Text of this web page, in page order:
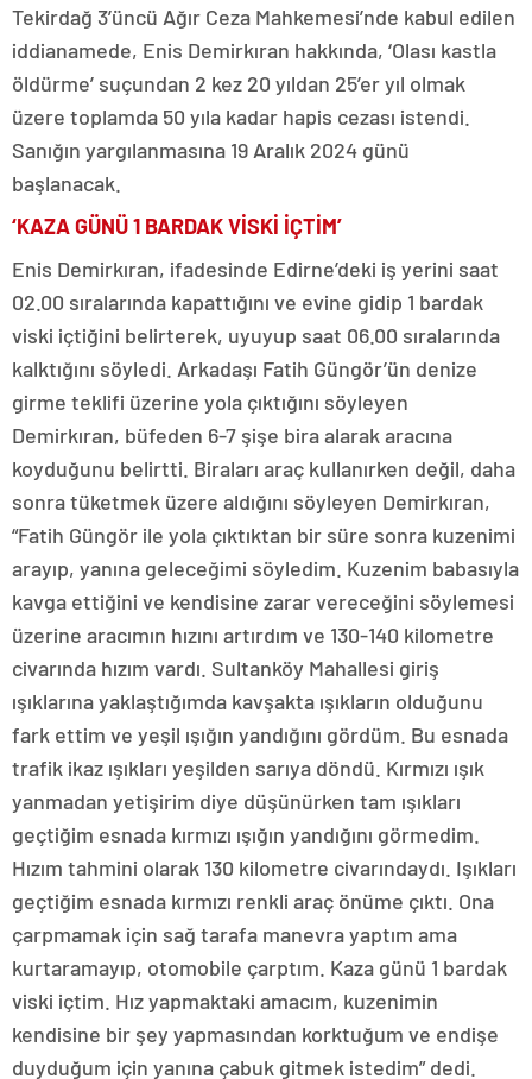
Tekirdağ 3’üncü Ağır Ceza Mahkemesi’nde kabul edilen
iddianamede, Enis Demirkıran hakkında, ‘Olası kastla
öldürme’ suçundan 2 kez 20 yıldan 25’er yıl olmak
üzere toplamda 50 yıla kadar hapis cezası istendi.
Sanığın yargılanmasına 19 Aralık 2024 günü
başlanacak.
‘KAZA GÜNÜ 1 BARDAK VİSKİ İÇTİM’
Enis Demirkıran, ifadesinde Edirne’deki iş yerini saat
02.00 sıralarında kapattığını ve evine gidip 1 bardak
viski içtiğini belirterek, uyuyup saat 06.00 sıralarında
kalktığını söyledi. Arkadaşı Fatih Güngör’ün denize
girme teklifi üzerine yola çıktığını söyleyen
Demirkıran, büfeden 6-7 şişe bira alarak aracına
koyduğunu belirtti. Biraları araç kullanırken değil, daha
sonra tüketmek üzere aldığını söyleyen Demirkıran,
“Fatih Güngör ile yola çıktıktan bir süre sonra kuzenimi
arayıp, yanına geleceğimi söyledim. Kuzenim babasıyla
kavga ettiğini ve kendisine zarar vereceğini söylemesi
üzerine aracımın hızını artırdım ve 130-140 kilometre
civarında hızım vardı. Sultanköy Mahallesi giriş
ışıklarına yaklaştığımda kavşakta ışıkların olduğunu
fark ettim ve yeşil ışığın yandığını gördüm. Bu esnada
trafik ikaz ışıkları yeşilden sarıya döndü. Kırmızı ışık
yanmadan yetişirim diye düşünürken tam ışıkları
geçtiğim esnada kırmızı ışığın yandığını görmedim.
Hızım tahmini olarak 130 kilometre civarındaydı. Işıkları
geçtiğim esnada kırmızı renkli araç önüme çıktı. Ona
çarpmamak için sağ tarafa manevra yaptım ama
kurtaramayıp, otomobile çarptım. Kaza günü 1 bardak
viski içtim. Hız yapmaktaki amacım, kuzenimin
kendisine bir şey yapmasından korktuğum ve endişe
duyduğum için yanına çabuk gitmek istedim” dedi.